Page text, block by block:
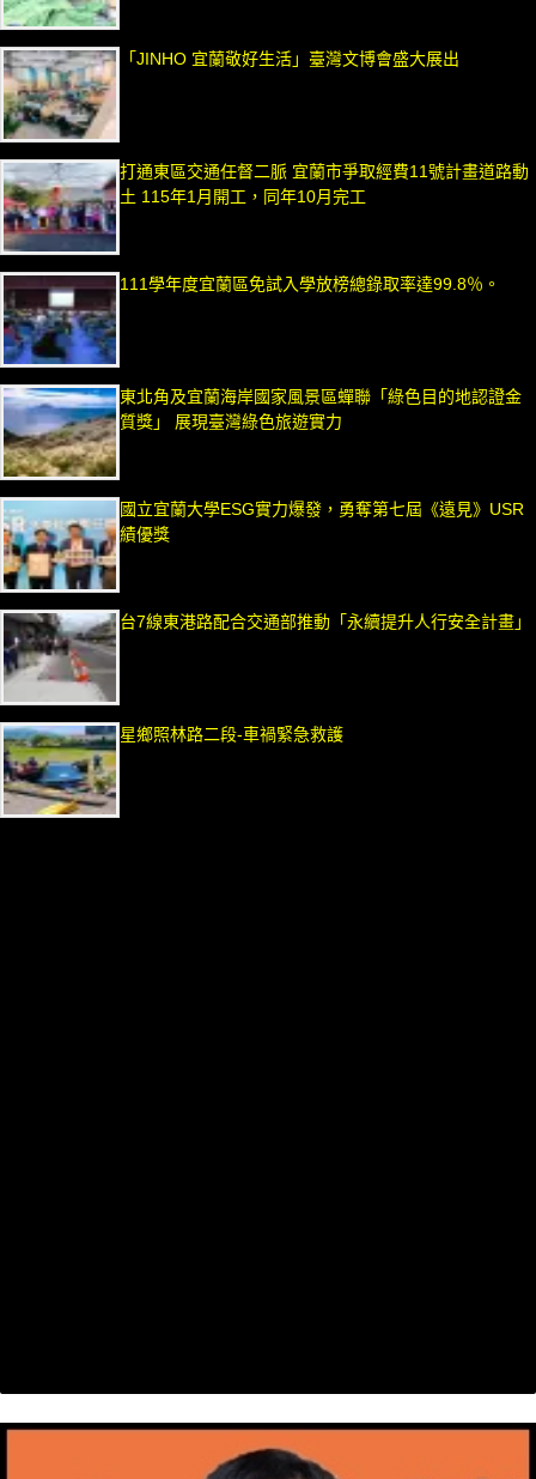
「JINHO 宜蘭敬好生活」臺灣文博會盛大展出
打通東區交通任督二脈 宜蘭市爭取經費11號計畫道路動
土 115年1月開工，同年10月完工
111學年度宜蘭區免試入學放榜總錄取率達99.8％。
東北角及宜蘭海岸國家風景區蟬聯「綠色目的地認證金
質獎」 展現臺灣綠色旅遊實力
國立宜蘭大學ESG實力爆發，勇奪第七屆《遠見》USR
績優獎
台7線東港路配合交通部推動「永續提升人行安全計畫」
星鄉照林路二段-車禍緊急救護